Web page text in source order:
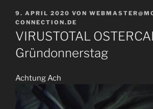
VERÖFFENTLICHT
AM
9. APRIL 2020 VON
CONNECTION.DE
VIRUSTOTAL
Gründonnerstag
Achtung Ach